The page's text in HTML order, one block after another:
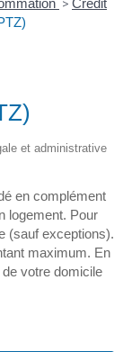
> Crédit
et administrative
en complément
logement. Pour
(sauf exceptions).
maximum. En
votre domicile